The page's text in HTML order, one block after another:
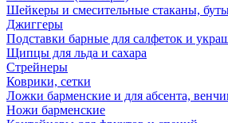
Шейкеры и смесительные стаканы,
Джиггеры
Подставки барные для салфеток и
Щипцы для льда и сахара
Стрейнеры
Коврики, сетки
Ложки барменские и для абсента,
Ножи барменские